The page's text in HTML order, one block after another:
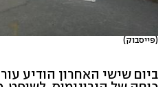
(פייסבוק)
ביום שישי האחרון הודיע